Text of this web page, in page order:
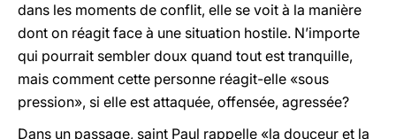
dans les moments de conflit, elle se voit à la manière
dont on réagit face à une situation hostile. N’importe
qui pourrait sembler doux quand tout est tranquille,
mais comment cette personne réagit-elle «sous
pression», si elle est attaquée, offensée, agressée?
Dans un passage, saint Paul rappelle «la douceur et la